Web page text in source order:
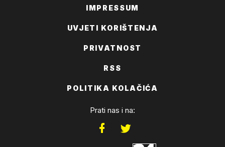
IMPRESSUM
UVJETI KORIŠTENJA
PRIVATNOST
RSS
POLITIKA KOLAČIĆA
Prati nas i na: